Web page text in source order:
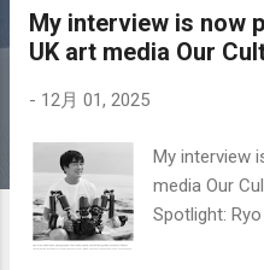
My interview is now
UK art media Our
- 12月 01, 2025
My interview
media Our
Spotlight: